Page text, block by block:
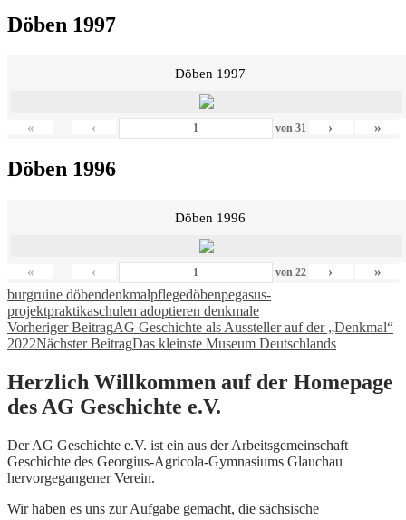
Döben 1997
Döben 1997
« ‹ von 31 › »
Döben 1996
Döben 1996
« ‹ von 22 › »
burgruine döbendenkmalpflegedöbenpegasus-
projektpraktikaschulen adoptieren denkmale
Beitragsnavigation
Vorheriger BeitragAG Geschichte als Aussteller auf der „Denkmal“
2022Nächster BeitragDas kleinste Museum Deutschlands
Herzlich Willkommen auf der Homepage
des AG Geschichte e.V.
Der AG Geschichte e.V. ist ein aus der Arbeitsgemeinschaft
Geschichte des Georgius-Agricola-Gymnasiums Glauchau
hervorgegangener Verein.
Wir haben es uns zur Aufgabe gemacht, die sächsische